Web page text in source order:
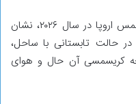
انتخاب بارسلونا به عنوان پایتخت کریسمس اروپا در سال ۲۰۲۶، نشان
در حالت تابستانی با ساحل،
کریسمسی آن حال و هوای